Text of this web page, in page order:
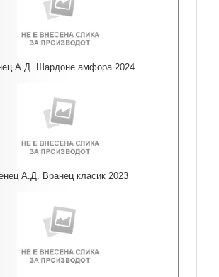
А.Д. Шардоне амфора 2024
А.Д. Вранец класик 2023